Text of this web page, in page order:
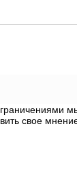
свое